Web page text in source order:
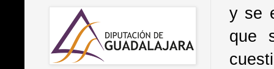
y se
que